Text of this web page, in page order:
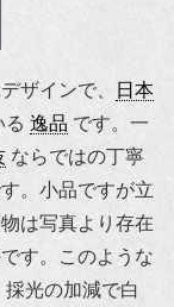
ザインで、
日本
る 逸品 です。一
ならではの丁寧
。小品ですが立
は写真より存在
す。このような
光の加減で白